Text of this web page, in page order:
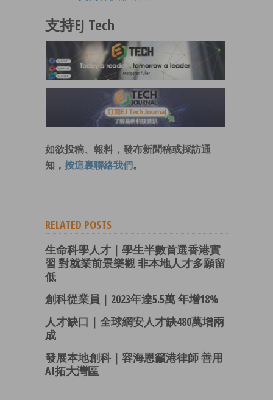
支持EJ Tech
如欲投稿、報料，發布新聞稿或採訪通
知， 按這裏聯絡我們 。
RELATED POSTS
生命科學人才｜學生半數首選香港實
習 對就業前景樂觀 非本地人才多願留
低
創科從業員｜2023年達5.5萬 年增18%
人才缺口｜全球網安人才缺480萬增兩
成
發展本地創科｜容海恩籲港律師 善用
AI拓大灣區